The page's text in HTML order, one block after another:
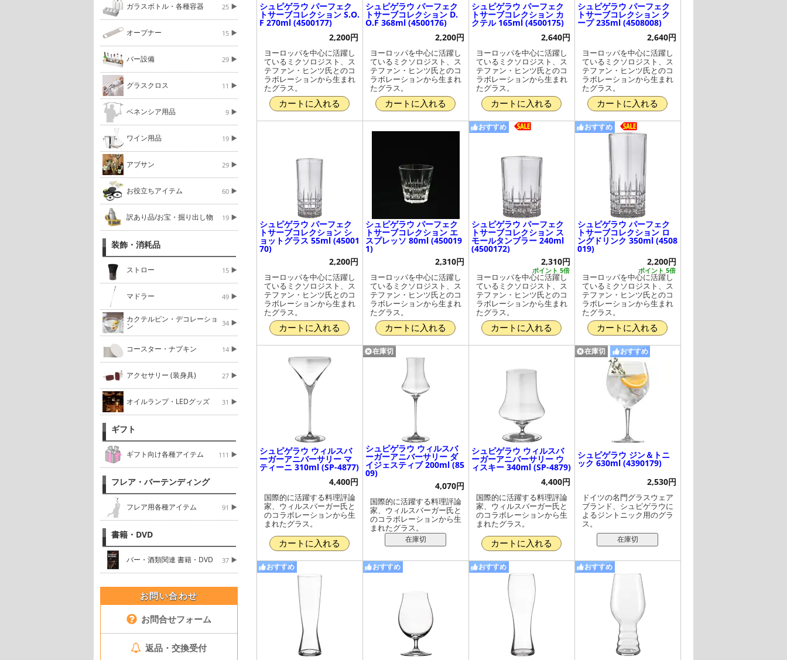
ガラスボトル・各種容器 25
オープナー 15
バー設備 29
グラスクロス 11
ベネンシア用品 9
ワイン用品 19
アブサン 29
お役立ちアイテム 60
訳あり品/お宝・掘り出し物 19
装飾・消耗品
ストロー 15
マドラー 49
カクテルピン・デコレーショ
ン 34
コースター・ナプキン 14
アクセサリー (装身具) 27
オイルランプ・LEDグッズ 31
ギフト
ギフト向け各種アイテム 111
フレア・バーテンディング
フレア用各種アイテム 91
書籍・DVD
バー・酒類関連 書籍・DVD 37
お問い合わせ
お問合せフォーム
返品・交換受付
シュピゲラウ パーフェク
トサーブコレクション S.O.
F 270ml (4500177)
2,200円
ヨーロッパを中心に活躍し
ているミクソロジスト、ス
テファン・ヒンツ氏とのコ
ラボレーションから生まれ
たグラス。
カートに入れる
シュピゲラウ パーフェク
トサーブコレクション D.
O.F 368ml (4500176)
2,200円
ヨーロッパを中心に活躍し
ているミクソロジスト、ス
テファン・ヒンツ氏とのコ
ラボレーションから生まれ
たグラス。
カートに入れる
シュピゲラウ パーフェク
トサーブコレクション カ
クテル 165ml (4500175)
2,640円
ヨーロッパを中心に活躍し
ているミクソロジスト、ス
テファン・ヒンツ氏とのコ
ラボレーションから生まれ
たグラス。
カートに入れる
シュピゲラウ パーフェク
トサーブコレクション ク
ープ 235ml (4508008)
2,640円
ヨーロッパを中心に活躍し
ているミクソロジスト、ス
テファン・ヒンツ氏とのコ
ラボレーションから生まれ
たグラス。
カートに入れる
シュピゲラウ パーフェク
トサーブコレクション シ
ョットグラス 55ml (45001
70)
2,200円
ヨーロッパを中心に活躍し
ているミクソロジスト、ス
テファン・ヒンツ氏とのコ
ラボレーションから生まれ
たグラス。
カートに入れる
シュピゲラウ パーフェク
トサーブコレクション エ
スプレッソ 80ml (450019
1)
2,310円
ヨーロッパを中心に活躍し
ているミクソロジスト、ス
テファン・ヒンツ氏とのコ
ラボレーションから生まれ
たグラス。
カートに入れる
おすすめ
シュピゲラウ パーフェク
トサーブコレクション ス
モールタンブラー 240ml
(4500172)
ポイント 5倍
2,310円
ヨーロッパを中心に活躍し
ているミクソロジスト、ス
テファン・ヒンツ氏とのコ
ラボレーションから生まれ
たグラス。
カートに入れる
おすすめ
シュピゲラウ パーフェク
トサーブコレクション ロ
ングドリンク 350ml (4508
019)
ポイント 5倍
2,200円
ヨーロッパを中心に活躍し
ているミクソロジスト、ス
テファン・ヒンツ氏とのコ
ラボレーションから生まれ
たグラス。
カートに入れる
シュピゲラウ ウィルスバ
ーガーアニバーサリー マ
ティーニ 310ml (SP-4877)
4,400円
国際的に活躍する料理評論
家、ウィルスバーガー氏と
のコラボレーションから生
まれたグラス。
カートに入れる
在庫切
シュピゲラウ ウィルスバ
ーガーアニバーサリー ダ
イジェスティブ 200ml (85
09)
4,070円
国際的に活躍する料理評論
家、ウィルスバーガー氏と
のコラボレーションから生
まれたグラス。
在庫切
シュピゲラウ ウィルスバ
ーガーアニバーサリー ウ
ィスキー 340ml (SP-4879)
4,400円
国際的に活躍する料理評論
家、ウィルスバーガー氏と
のコラボレーションから生
まれたグラス。
カートに入れる
在庫切 おすすめ
シュピゲラウ ジン＆トニ
ック 630ml (4390179)
2,530円
ドイツの名門グラスウェア
ブランド、シュピゲラウに
よるジントニック用のグラ
ス。
在庫切
おすすめ おすすめ おすすめ おすすめ